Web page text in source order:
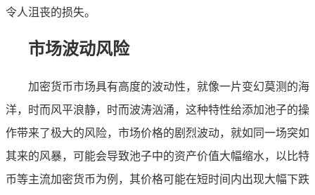
令人沮丧的损失。
市场波动风险
加密货币市场具有高度的波动性，就像一片变幻莫测的海
洋，时而风平浪静，时而波涛汹涌，这种特性给添加池子的操
作带来了极大的风险，市场价格的剧烈波动，就如同一场突如
其来的风暴，可能会导致池子中的资产价值大幅缩水，以比特
币等主流加密货币为例，其价格可能在短时间内出现大幅下跌